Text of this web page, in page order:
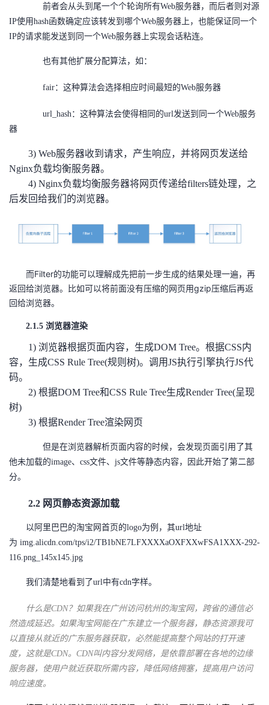
前者会从头到尾一个个轮询所有Web服务器，而后者则对源
IP使用hash函数确定应该转发到哪个Web服务器上，也能保证同一个
IP的请求能发送到同一个Web服务器上实现会话粘连。
也有其他扩展分配算法，如：
fair：这种算法会选择相应时间最短的Web服务器
url_hash：这种算法会使得相同的url发送到同一个Web服务
器
3) Web服务器收到请求，产生响应，并将网页发送给
Nginx负载均衡服务器。
4) Nginx负载均衡服务器将网页传递给filters链处理，之
后发回给我们的浏览器。
而Filter的功能可以理解成先把前一步生成的结果处理一遍，再
返回给浏览器。比如可以将前面没有压缩的网页用gzip压缩后再返
回给浏览器。
2.1.5 浏览器渲染
1) 浏览器根据页面内容，生成DOM Tree。根据CSS内
容，生成CSS Rule Tree(规则树)。调用JS执行引擎执行JS代
码。
2) 根据DOM Tree和CSS Rule Tree生成Render Tree(呈现
树)
3) 根据Render Tree渲染网页
但是在浏览器解析页面内容的时候，会发现页面引用了其
他未加载的image、css文件、js文件等静态内容，因此开始了第二部
分。
2.2 网页静态资源加载
以阿里巴巴的淘宝网首页的logo为例，其url地址
为 img.alicdn.com/tps/i2/TB1bNE7LFXXXXaOXFXXwFSA1XXX-292-
116.png_145x145.jpg
我们清楚地看到了url中有cdn字样。
什么是CDN？如果我在广州访问杭州的淘宝网，跨省的通信必
然造成延迟。如果淘宝网能在广东建立一个服务器，静态资源我可
以直接从就近的广东服务器获取，必然能提高整个网站的打开速
度，这就是CDN。 CDN叫内容分发网络，是依靠部署在各地的边缘
服务器，使用户就近获取所需内容，降低网络拥塞，提高用户访问
响应速度。